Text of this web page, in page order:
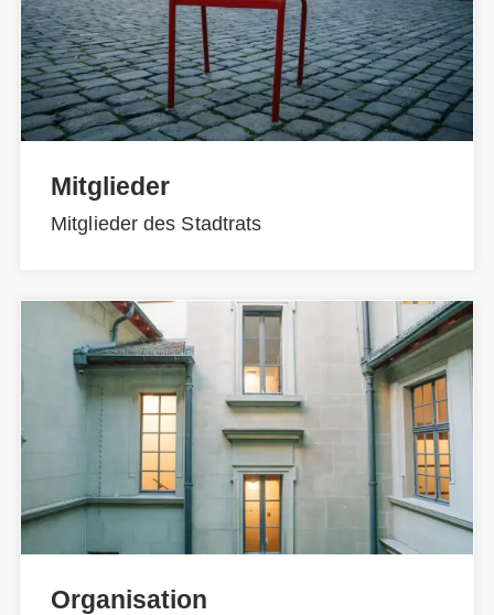
Mitglieder
Mitglieder des Stadtrats
Organisation